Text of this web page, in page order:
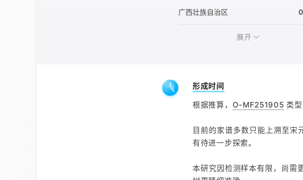
广西壮族自治区
展开
形成时间
根据推算， O-MF251905 类
目前的家谱多数只能上溯至宋
有待进一步探索。
本研究因检测样本有限，尚需